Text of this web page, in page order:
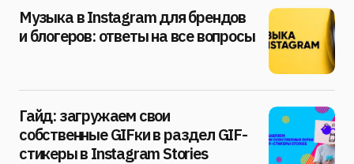
Музыка в Instagram для брендов
и блогеров: ответы на все вопросы
Гайд: загружаем свои
собственные GIFки в раздел GIF-
стикеры в Instagram Stories